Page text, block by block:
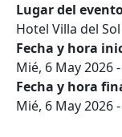
Lugar del
Hotel Villa del Sol
Fecha y hora
Mié, 6 May 2026
Fecha y hora
Mié, 6 May 2026